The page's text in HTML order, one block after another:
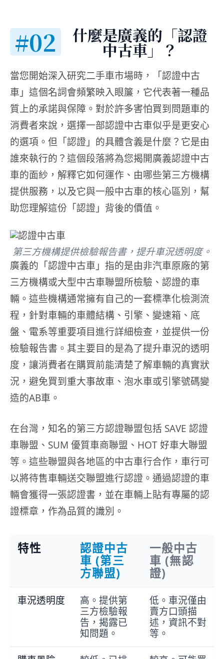
#02 什麼是廣義的「認證
中古車」？
當您開始深入研究二手車市場時，「認證中古
車」這個名詞會頻繁映入眼簾，它代表著一種品
質上的承諾與保障。對於許多害怕買到問題車的
消費者來說，選擇一部認證中古車似乎是更安心
的選項。但「認證」的具體含義是什麼？它是由
誰來執行的？這個段落將為您揭開廣義認證中古
車的面紗，解釋它如何運作、由哪些第三方機構
提供服務，以及它與一般中古車的核心區別，幫
助您理解這份「認證」背後的價值。
第三方機構提供檢驗報告書，提升車況透明度。
廣義的「認證中古車」指的是由非汽車原廠的第
三方機構或大型中古車聯盟所檢驗、認證的車
輛。這些機構通常擁有自己的一套標準化檢測流
程，針對車輛的車體結構、引擎、變速箱、底
盤、電系等重要項目進行詳細檢查，並提供一份
檢驗報告書。其主要目的是為了提升車況的透明
度，讓消費者在購買前能清楚了解車輛的真實狀
況，避免買到重大事故車、泡水車或引擎號碼變
造的AB車。
在台灣，知名的第三方認證聯盟包括 SAVE 認證
車聯盟、SUM 優質車商聯盟、HOT 好車大聯盟
等。這些聯盟與各地區的中古車行合作，車行可
以將待售車輛送交聯盟進行認證。通過認證的車
輛會獲得一張認證書，並在車輛上貼有專屬的認
證標章，作為品質的識別。
特性
認證中古
車 (第三
方聯盟)
一般中古
車 (無認
證)
車況透明度
高。提供第
三方檢驗報
告，揭露已
知問題。
低。車況僅由
賣方口頭描
述，資訊不對
等。